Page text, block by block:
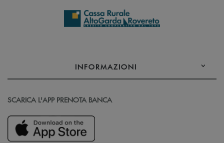
INFORMAZIONI
SCARICA L'APP PRENOTA BANCA